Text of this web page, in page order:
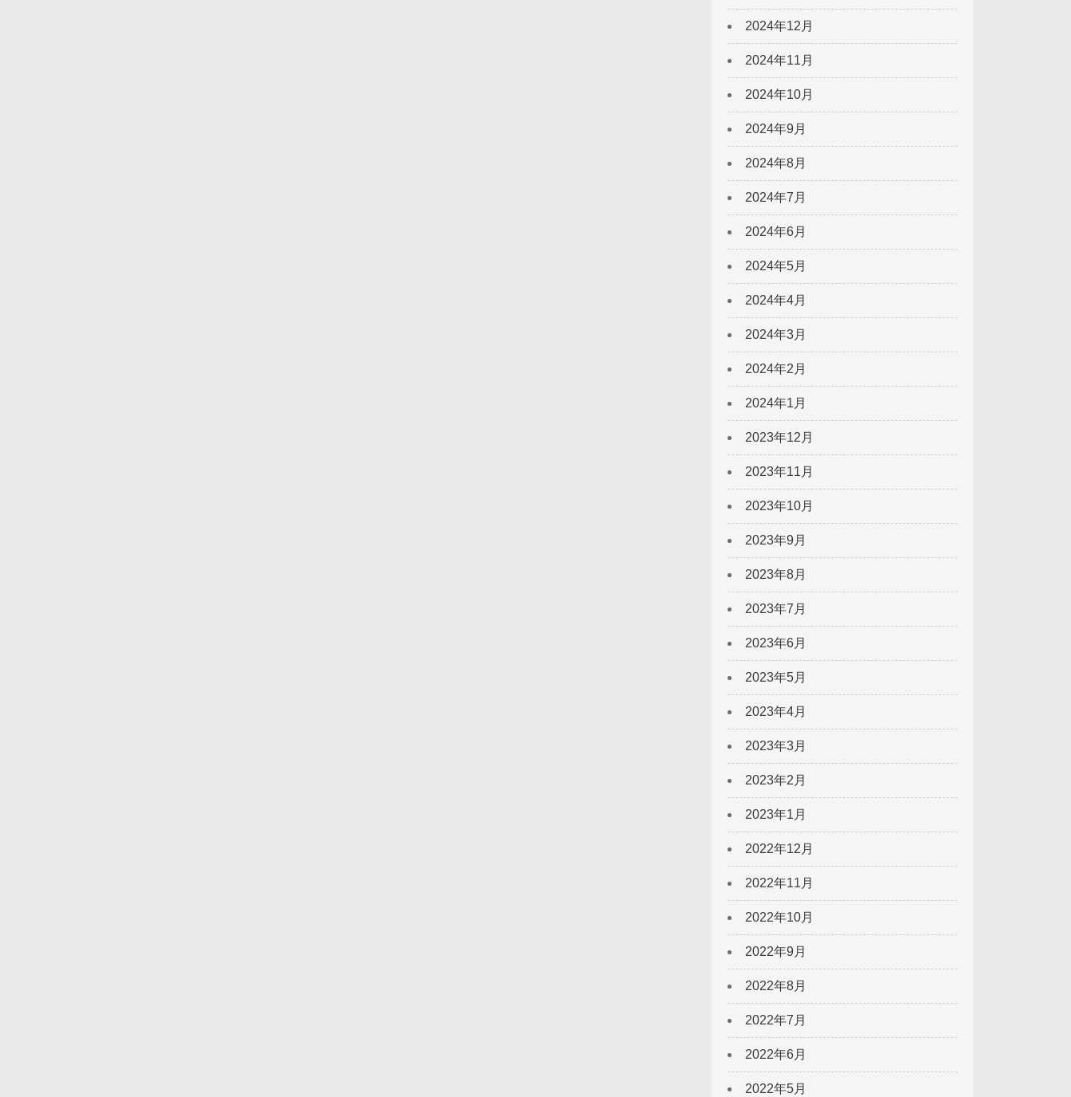
2024年12月
2024年11月
2024年10月
2024年9月
2024年8月
2024年7月
2024年6月
2024年5月
2024年4月
2024年3月
2024年2月
2024年1月
2023年12月
2023年11月
2023年10月
2023年9月
2023年8月
2023年7月
2023年6月
2023年5月
2023年4月
2023年3月
2023年2月
2023年1月
2022年12月
2022年11月
2022年10月
2022年9月
2022年8月
2022年7月
2022年6月
2022年5月